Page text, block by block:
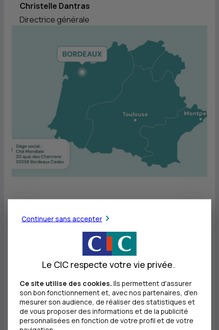
Christelle Dantras
Directrice générale
Nous favorisons les circuits
courts de décisions, une réelle
connaissance des tissus
économiques de nos territoires et
une forte réactivité au service des
attentes de nos clients. Avec eux,
nous construisons une relation
d'excellence en s'appuyant sur la
Continuer sans accepter
Le CIC respecte votre vie privée.
Ce site utilise des cookies. Ils permettent d'assurer
son bon fonctionnement et, avec nos partenaires, d'en
mesurer son audience, de réaliser des statistiques et
de vous proposer des informations et de la publicité
personnalisées en fonction de votre profil et de votre